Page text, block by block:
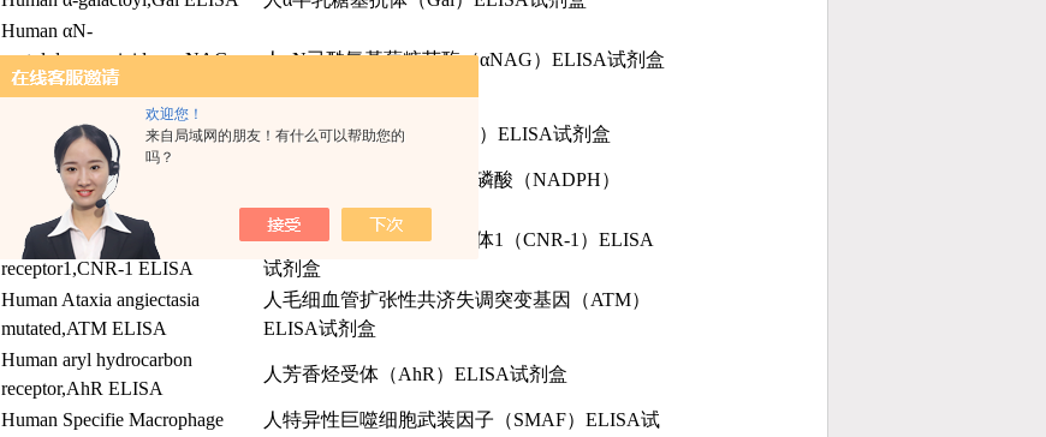
欢迎您！
来自局域网的朋友！有什么可以帮助您的
吗？
Human αN-
acetylglucosaminidase,αNAG
ELISA
人αN已酰氨基葡糖苷酶（αNAG）ELISA试剂盒
2-plasmin inhititor,
ELISA
人α2纤溶酶抑制物 2-PI）ELISA试剂盒
人高香草酸（HVA） ELISA
人烟酰胺腺嘌呤二核苷酸磷酸 （NADPH）
ELISA试剂盒
Human cadherln-related neuronal
receptor1,CNR-1 ELISA
人钙粘蛋白相关的神经受体1（CNR-1）ELISA
试剂盒
Human Ataxia angiectasia
mutated,ATM ELISA
人毛细血管扩张性共济失调突变基因
（ATM）
ELISA试剂盒
Human aryl hydrocarbon
receptor,AhR ELISA
人芳香烃受体 （AhR）ELISA试剂盒
Human Specifie Macrophage
人特异性巨噬细胞武装因子 （SMAF）ELISA试